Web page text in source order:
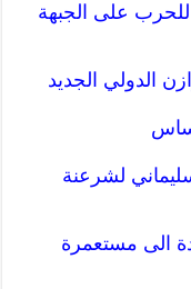
للحرب على الجبهة
الدولي الجديد
لشرعنة
الى مستعمرة